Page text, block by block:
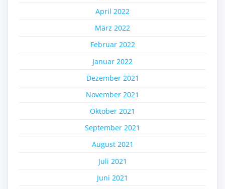
April 2022
März 2022
Februar 2022
Januar 2022
Dezember 2021
November 2021
Oktober 2021
September 2021
August 2021
Juli 2021
Juni 2021